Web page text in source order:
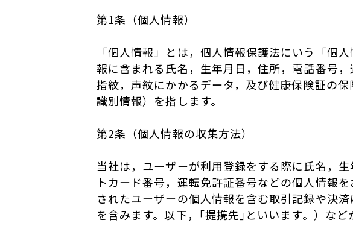
第1条（個人情報）
「個人情報」とは，個人情報保護法にいう「個
報に含まれる氏名，生年月日，住所，電話番号
指紋，声紋にかかるデータ，及び健康保険証の
識別情報）を指します。
第2条（個人情報の収集方法）
当社は，ユーザーが利用登録をする際に氏名，
トカード番号，運転免許証番号などの個人情報
されたユーザーの個人情報を含む取引記録や決
を含みます。以下，｢提携先｣といいます。）など